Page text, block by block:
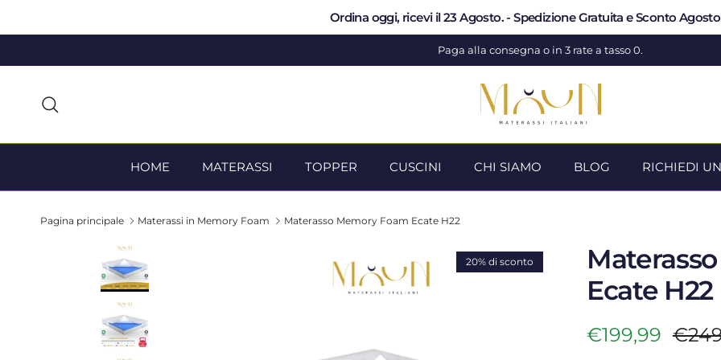
Ordina oggi, ricevi il 23 Agosto. - Spedizione Gratuita e Sconto
Paga alla consegna o in 3 rate a tasso 0.
HOME MATERASSI TOPPER CUSCINI CHI SIAMO BLOG RICHIEDI
Pagina principale Materassi in Memory Foam Materasso Memory Foam Ecate H22
Passa alle informazioni sul prodotto
20% di sconto
Ecate H22
Prezzo di
€199,99